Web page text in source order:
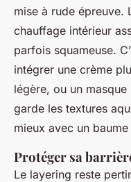
mise à rude épreuve.
chauffage intérieur
parfois squameuse.
intégrer une crème
légère, ou un
garde les textures
mieux avec un
Protéger sa
Le layering reste